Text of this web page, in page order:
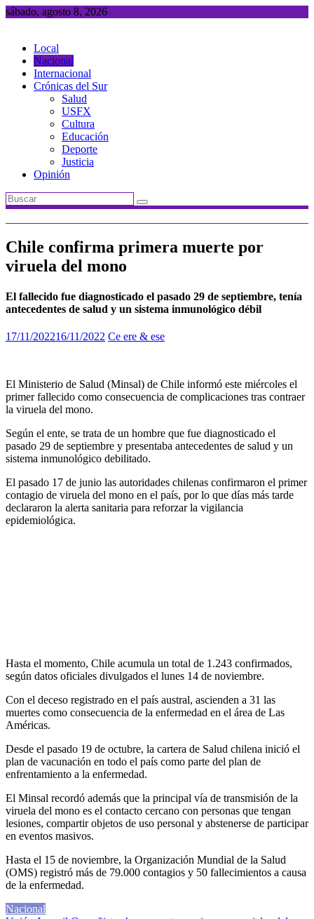
Saltar
sábado, agosto 8, 2026
Local
Nacional
Internacional
Crónicas del Sur
Salud
USFX
Cultura
Educación
Deporte
Justicia
Opinión
Chile confirma primera muerte por
viruela del mono
El fallecido fue diagnosticado el pasado 29 de septiembre, tenía
antecedentes de salud y un sistema inmunológico débil
17/11/202216/11/2022 Ce ere & ese
El Ministerio de Salud (Minsal) de Chile informó este miércoles el
primer fallecido como consecuencia de complicaciones tras contraer
la viruela del mono.
Según el ente, se trata de un hombre que fue diagnosticado el
pasado 29 de septiembre y presentaba antecedentes de salud y un
sistema inmunológico debilitado.
El pasado 17 de junio las autoridades chilenas confirmaron el primer
contagio de viruela del mono en el país, por lo que días más tarde
declararon la alerta sanitaria para reforzar la vigilancia
epidemiológica.
Hasta el momento, Chile acumula un total de 1.243 confirmados,
según datos oficiales divulgados el lunes 14 de noviembre.
Con el deceso registrado en el país austral, ascienden a 31 las
muertes como consecuencia de la enfermedad en el área de Las
Américas.
Desde el pasado 19 de octubre, la cartera de Salud chilena inició el
plan de vacunación en todo el país como parte del plan de
enfrentamiento a la enfermedad.
El Minsal recordó además que la principal vía de transmisión de la
viruela del mono es el contacto cercano con personas que tengan
lesiones, compartir objetos de uso personal y abstenerse de participar
en eventos masivos.
Hasta el 15 de noviembre, la Organización Mundial de la Salud
(OMS) registró más de 79.000 contagios y 50 fallecimientos a causa
de la enfermedad.
Nacional